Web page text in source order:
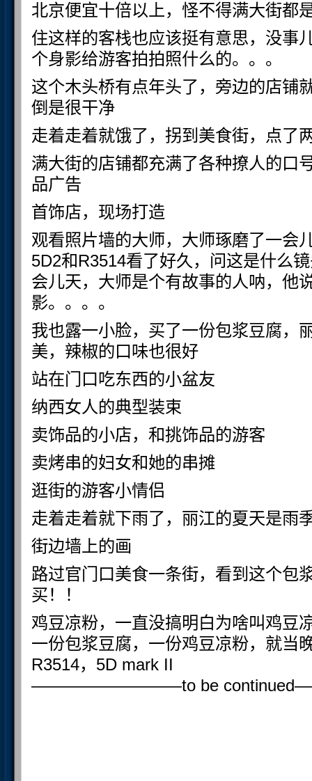
北京便宜十倍以上，怪不得满大街都
住这样的客栈也应该挺有意思，没事
个身影给游客拍拍照什么的。。。
这个木头桥有点年头了，旁边的店铺
倒是很干净
走着走着就饿了，拐到美食街，点了
满大街的店铺都充满了各种撩人的口
品广告
首饰店，现场打造
观看照片墙的大师，大师琢磨了一会
5D2和R3514看了好久，问这是什么
会儿天，大师是个有故事的人呐，他
影。。。。
我也露一小脸，买了一份包浆豆腐，
美，辣椒的口味也很好
站在门口吃东西的小盆友
纳西女人的典型装束
卖饰品的小店，和挑饰品的游客
卖烤串的妇女和她的串摊
逛街的游客小情侣
走着走着就下雨了，丽江的夏天是雨
街边墙上的画
路过官门口美食一条街，看到这个包
买！！
鸡豆凉粉，一直没搞明白为啥叫鸡豆
一份包浆豆腐，一份鸡豆凉粉，就当
R3514，5D mark II
—————————to be